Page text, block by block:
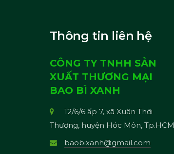
Thông tin liên hệ
CÔNG TY TNHH SẢN
XUẤT THƯƠNG MẠI
BAO BÌ XANH
12/6/6 ấp 7, xã Xuân Thới
Thượng, huyện Hóc Môn, Tp.HCM
baobixanh@gmail.com